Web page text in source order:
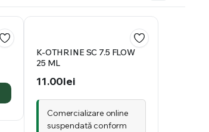
K-OTHRINE SC 7.5 FLOW
25 ML
11.00lei
Comercializare online
suspendată conform